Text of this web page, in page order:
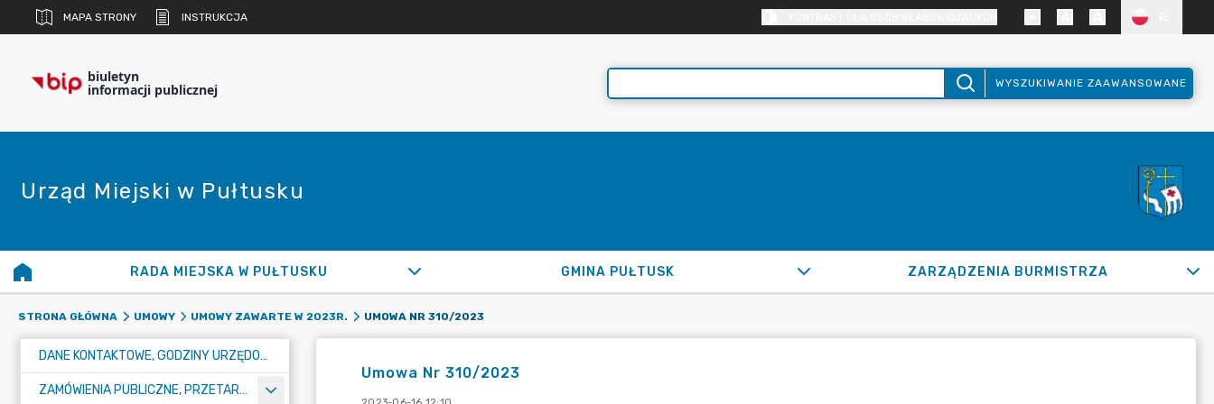
MAPA STRONY INSTRUKCJA
biuletyn
informacji publicznej WYSZUKIWANIE ZAAWANSOWANE
Urząd Miejski w Pułtusku
RADA MIEJSKA W PUŁTUSKU GMINA PUŁTUSK ZARZĄDZENIA BURMISTRZA
STRONA GŁÓWNA UMOWY UMOWY ZAWARTE W 2023R. UMOWA NR 310/2023
DANE KONTAKTOWE, GODZINY URZĘDOWANIA I NUMER KONTA BANKOWEGO
ZAMÓWIENIA PUBLICZNE, PRZETARGI, KONKURSY
Umowa Nr 310/2023